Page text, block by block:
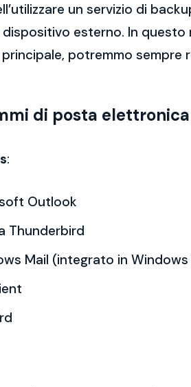
un servizio di
dispositivo esterno. In
potremmo sempre
di posta
:
Outlook
Thunderbird
Mail (integrato in Windows